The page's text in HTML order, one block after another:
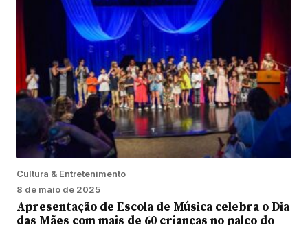
Cultura & Entretenimento
8 de maio de 2025
Apresentação de Escola de Música celebra o Dia
das Mães com mais de 60 crianças no palco do